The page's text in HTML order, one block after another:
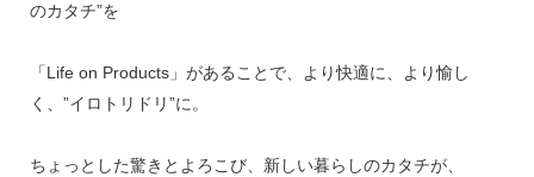
のカタチ”を
「Life on Products」があることで、より快適に、より愉し
く、”イロトリドリ”に。
ちょっとした驚きとよろこび、新しい暮らしのカタチが、